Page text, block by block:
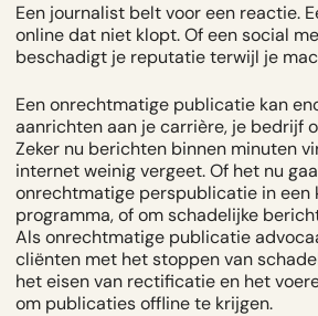
Een journalist belt voor een reactie.
online dat niet klopt. Of een social
beschadigt je reputatie terwijl je
Een onrechtmatige publicatie kan
aanrichten aan je carrière, je bedrijf
Zeker nu berichten binnen minuten
internet weinig vergeet. Of het nu
onrechtmatige perspublicatie in een
programma, of om schadelijke
Als onrechtmatige publicatie
cliënten met het stoppen van
het eisen van rectificatie en het
om publicaties offline te krijgen.